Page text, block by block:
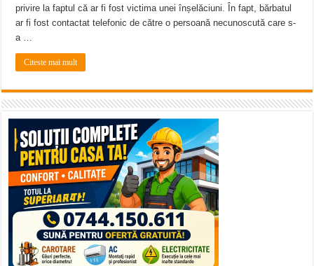
privire la faptul că ar fi fost victima unei înșelăciuni. În fapt, bărbatul
ar fi fost contactat telefonic de către o persoană necunoscută care s-
a …
Citeste mai mult